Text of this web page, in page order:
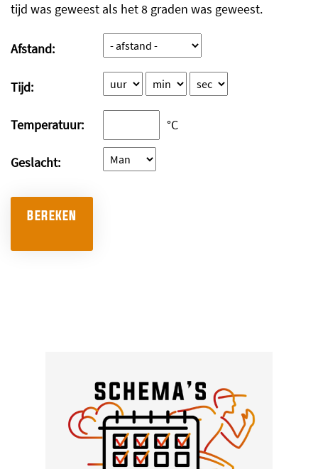
tijd was geweest als het 8 graden was geweest.
Afstand:
Tijd:
Temperatuur: °C
Geslacht:
BEREKEN